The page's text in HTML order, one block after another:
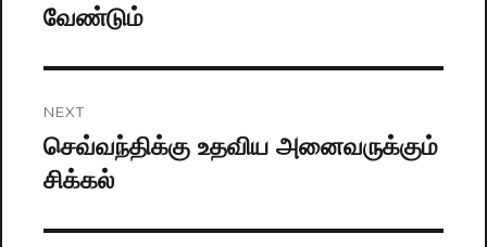
post:
வேண்டும்
NEXT
Next
post:
செவ்வந்திக்கு உதவிய அனைவருக்கும்
சிக்கல்